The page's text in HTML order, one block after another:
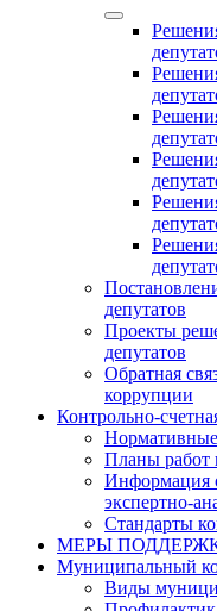
депутатов
Проекты
депутатов
Обратная
коррупции
Контрольно-
Планы работ
Информация
экспертно-
Стандарты
МЕРЫ
Муниципальный
Виды